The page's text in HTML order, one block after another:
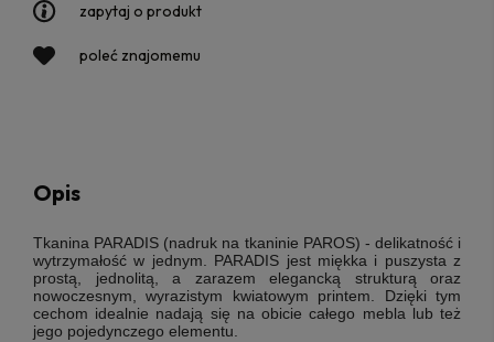
zapytaj o produkt
poleć znajomemu
Opis
Tkanina PARADIS (nadruk na tkaninie PAROS) - delikatność i
wytrzymałość w jednym. PARADIS jest miękka i puszysta z
prostą, jednolitą, a zarazem elegancką strukturą oraz
nowoczesnym, wyrazistym kwiatowym printem. Dzięki tym
cechom idealnie nadają się na obicie całego mebla lub też
jego pojedynczego elementu.